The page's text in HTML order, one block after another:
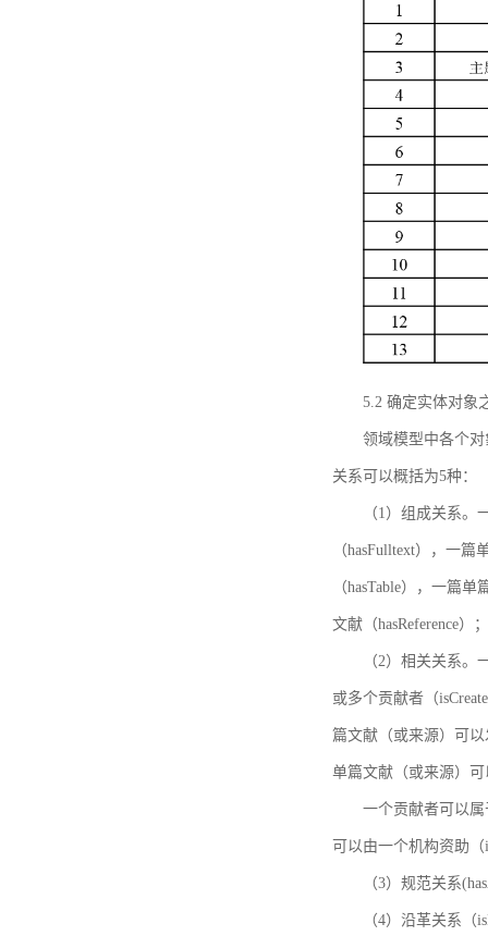
5.2 确定实体对象
领域模型中各个
关系可以概括为5种：
（1）组成关系
（hasFulltext），一
（hasTable），一篇
文献（hasReference）；
（2）相关关系
或多个贡献者（
篇文献（或来源）可
单篇文献（或来源）可
一个贡献者可以
可以由一个机构资助（
（3）规范关系
（4）沿革关系